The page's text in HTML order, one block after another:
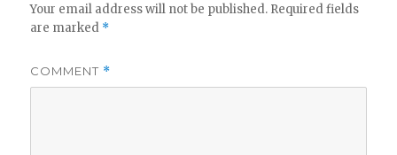
Your email address will not be published. Required fields
are marked *
COMMENT *